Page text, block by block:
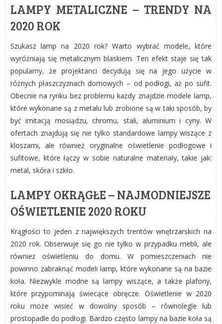
LAMPY METALICZNE – TRENDY NA
2020 ROK
Szukasz lamp na 2020 rok? Warto wybrać modele, które
wyróżniają się metalicznym blaskiem. Ten efekt staje się tak
popularny, że projektanci decydują się na jego użycie w
różnych płaszczyznach domowych – od podłogi, aż po sufit.
Obecnie na rynku bez problemu każdy znajdzie modele lamp,
które wykonane są z metalu lub zrobione są w taki sposób, by
być imitacją mosiądzu, chromu, stali, aluminium i cyny. W
ofertach znajdują się nie tylko standardowe lampy wiszące z
kloszami, ale również oryginalne oświetlenie podłogowe i
sufitowe, które łączy w sobie naturalne materiały, takie jak:
metal, skóra i szkło.
LAMPY OKRĄGŁE – NAJMODNIEJSZE
OŚWIETLENIE 2020 ROKU
Krągłości to jeden z największych trentów wnętrzarskich na
2020 rok. Obserwuje się go nie tylko w przypadku mebli, ale
również oświetleniu do domu. W pomieszczeniach nie
powinno zabraknąć modeli lamp, które wykonane są na bazie
koła. Niezwykle modne są lampy wiszące, a także plafony,
które przypominają świecące obręcze. Oświetlenie w 2020
roku może wisieć w dowolny sposób – równolegle lub
prostopadle do podłogi. Bardzo często lampy na bazie koła są